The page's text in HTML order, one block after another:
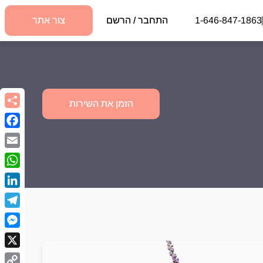
1-646-847-1863 התחבר / הרשם צור אתר
הזמן את השירות
X